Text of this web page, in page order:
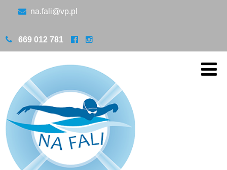
na.fali@vp.pl
669 012 781